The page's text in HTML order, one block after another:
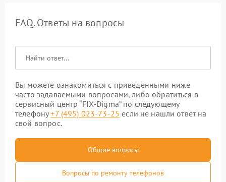
FAQ. Ответы на вопросы
Вы можете ознакомиться с приведенными ниже
часто задаваемыми вопросами, либо обратиться в
сервисный центр “FIX-Digma” по следующему
телефону+7 (495) 023-73-25 если не нашли ответ на
свой вопрос.
Общие вопросы
Вопросы по ремонту телефонов